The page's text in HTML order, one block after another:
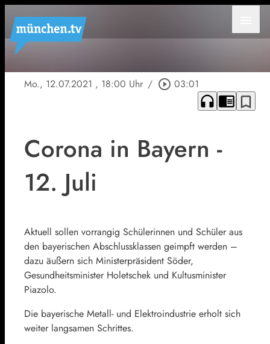
Mo., 12.07.2021 , 18:00 Uhr / play_circle_outline 03:01
headphones chrome_reader_mode bookmark_border
Corona in Bayern -
12. Juli
Aktuell sollen vorrangig Schülerinnen und Schüler aus
den bayerischen Abschlussklassen geimpft werden –
dazu äußern sich Ministerpräsident Söder,
Gesundheitsminister Holetschek und Kultusminister
Piazolo.
Die bayerische Metall- und Elektroindustrie erholt sich
weiter langsamen Schrittes.